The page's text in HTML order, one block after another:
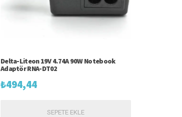
Delta-Liteon 19V 4.74A 90W Notebook
Adaptör RNA-DT02
₺494,44
SEPETE EKLE